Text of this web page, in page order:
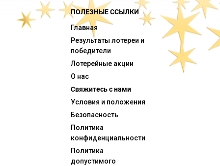
ПОЛЕЗНЫЕ ССЫЛКИ
Главная
Результаты лотереи и
победители
Лотерейные акции
О нас
Свяжитесь с нами
Условия и положения
Безопасность
Политика
конфиденциальности
Политика
допустимого